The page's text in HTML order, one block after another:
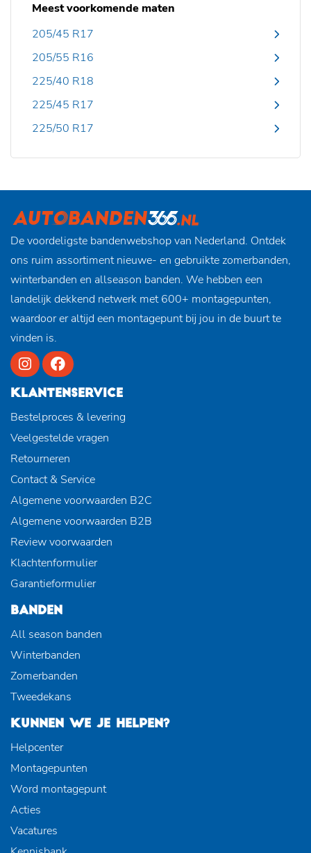
Meest voorkomende maten
205/45 R17
205/55 R16
225/40 R18
225/45 R17
225/50 R17
De voordeligste bandenwebshop van Nederland. Ontdek
ons ruim assortiment nieuwe- en gebruikte zomerbanden,
winterbanden en allseason banden. We hebben een
landelijk dekkend netwerk met 600+ montagepunten,
waardoor er altijd een montagepunt bij jou in de buurt te
vinden is.
KLANTENSERVICE
Bestelproces & levering
Veelgestelde vragen
Retourneren
Contact & Service
Algemene voorwaarden B2C
Algemene voorwaarden B2B
Review voorwaarden
Klachtenformulier
Garantieformulier
BANDEN
All season banden
Winterbanden
Zomerbanden
Tweedekans
KUNNEN WE JE HELPEN?
Helpcenter
Montagepunten
Word montagepunt
Acties
Vacatures